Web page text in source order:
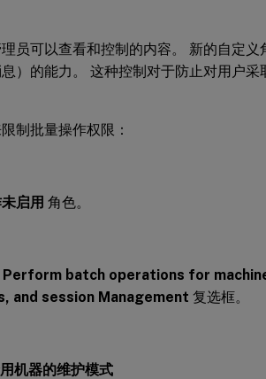
员可以查看和控制的内容。 新的自定义
）的能力。 这种控制对于防止对用户采
制批量操作权限：
启用 角色。
Perform batch operations for
and session Management 复选框。
机器的维护模式